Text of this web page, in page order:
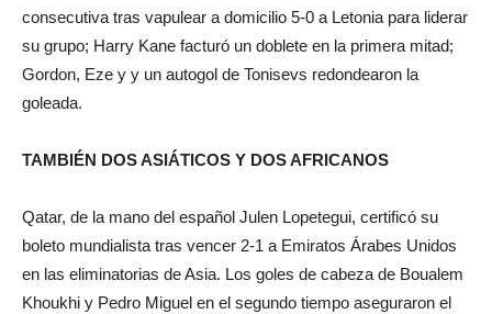
consecutiva tras vapulear a domicilio 5-0 a Letonia para liderar
su grupo; Harry Kane facturó un doblete en la primera mitad;
Gordon, Eze y y un autogol de Tonisevs redondearon la
goleada.
TAMBIÉN DOS ASIÁTICOS Y DOS AFRICANOS
Qatar, de la mano del español Julen Lopetegui, certificó su
boleto mundialista tras vencer 2-1 a Emiratos Árabes Unidos
en las eliminatorias de Asia. Los goles de cabeza de Boualem
Khoukhi y Pedro Miguel en el segundo tiempo aseguraron el